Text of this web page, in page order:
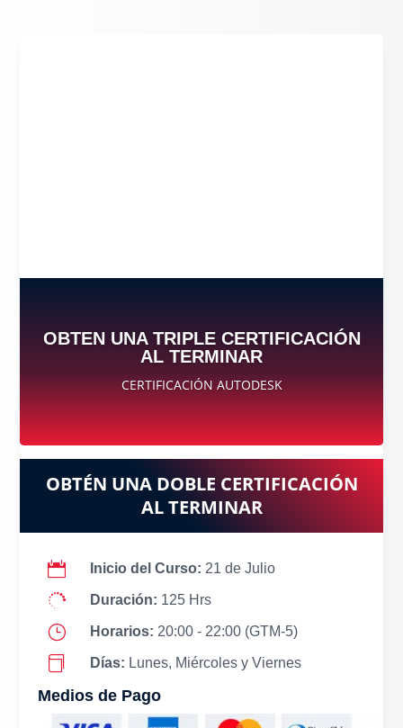
OBTEN UNA TRIPLE CERTIFICACIÓN
AL TERMINAR
CERTIFICACIÓN AUTODESK
OBTÉN UNA DOBLE CERTIFICACIÓN
AL TERMINAR
 Inicio del Curso: 21 de Julio
 Duración: 125 Hrs
} Horarios: 20:00 - 22:00 (GTM-5)
 Días: Lunes, Miércoles y Viernes
Medios de Pago